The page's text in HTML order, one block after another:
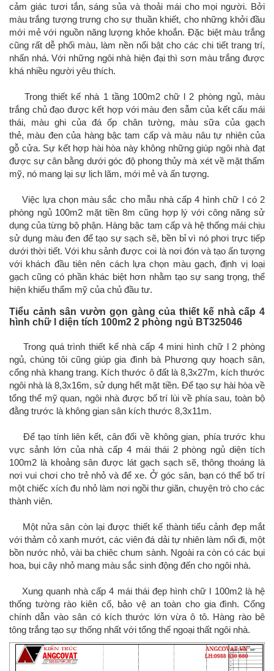
cảm giác tươi tắn, sáng sủa và thoải mái cho mọi người. Bởi
màu trắng tượng trưng cho sự thuần khiết, cho những khởi đầu
mới mẻ với nguồn năng lượng khỏe khoắn. Đặc biệt màu trắng
cũng rất dễ phối màu, làm nền nổi bật cho các chi tiết trang trí,
nhấn nhá. Với những ngôi nhà hiện đại thì sơn màu trắng được
khá nhiều người yêu thích.
Trong thiết kế nhà 1 tầng 100m2 chữ l 2 phòng ngủ, màu
trắng chủ đạo được kết hợp với màu đen sẫm của kết cấu mái
thái, màu ghi của đá ốp chân tường, màu sữa của gạch
thẻ, màu đen của hàng bậc tam cấp và màu nâu tự nhiên của
gỗ cửa. Sự kết hợp hài hòa này không những giúp ngôi nhà đạt
được sự cân bằng dưới góc độ phong thủy mà xét về mặt thẩm
mỹ, nó mang lại sự lịch lãm, mới mẻ và ấn tượng.
Việc lựa chọn màu sắc cho mẫu nhà cấp 4 hình chữ l có 2
phòng ngủ 100m2 mặt tiền 8m cũng hợp lý với công năng sử
dụng của từng bộ phận. Hàng bậc tam cấp và hệ thống mái chịu
sử dụng màu đen để tạo sự sạch sẽ, bền bỉ vì nó phơi trực tiếp
dưới thời tiết. Với khu sảnh được coi là nơi đón và tạo ấn tượng
với khách đầu tiên nên cách lựa chọn màu gạch, định vị loại
gạch cũng có phần khác biệt hơn nhằm tạo sự sang trọng, thể
hiện khiếu thẩm mỹ của chủ đầu tư.
Tiểu cảnh sân vườn gọn gàng của thiết kế nhà cấp 4
hình chữ l diện tích 100m2 2 phòng ngủ BT325046
Trong quá trình thiết kế nhà cấp 4 mini hình chữ l 2 phòng
ngủ, chúng tôi cũng giúp gia đình bà Phương quy hoạch sân,
cổng nhà khang trang. Kích thước ô đất là 8,3x27m, kích thước
ngôi nhà là 8,3x16m, sử dụng hết mặt tiền. Để tạo sự hài hòa về
tổng thể mỹ quan, ngôi nhà được bố trí lùi về phía sau, toàn bộ
đằng trước là không gian sân kích thước 8,3x11m.
Để tạo tính liên kết, cân đối về không gian, phía trước khu
vực sảnh lớn của nhà cấp 4 mái thái 2 phòng ngủ diện tích
100m2 là khoảng sân được lát gạch sạch sẽ, thông thoáng là
nơi vui chơi cho trẻ nhỏ và để xe. Ở góc sân, bạn có thể bố trí
một chiếc xích đu nhỏ làm nơi ngồi thư giãn, chuyện trò cho các
thành viên.
Một nửa sân còn lại được thiết kế thành tiểu cảnh đẹp mắt
với thảm cỏ xanh mướt, các viên đá dải tự nhiên làm nối đi, một
bồn nước nhỏ, vài ba chiêc chum sành. Ngoài ra còn có các bụi
hoa, bụi cây nhỏ mang màu sắc sinh động đến cho ngôi nhà.
Xung quanh nhà cấp 4 mái thái đẹp hình chữ l 100m2 là hệ
thống tường rào kiên cố, bảo vệ an toàn cho gia đình. Cổng
chính dẫn vào sân có kích thước lớn vừa ô tô. Hàng rào bê
tông trắng tạo sự thống nhất với tổng thể ngoại thất ngôi nhà.